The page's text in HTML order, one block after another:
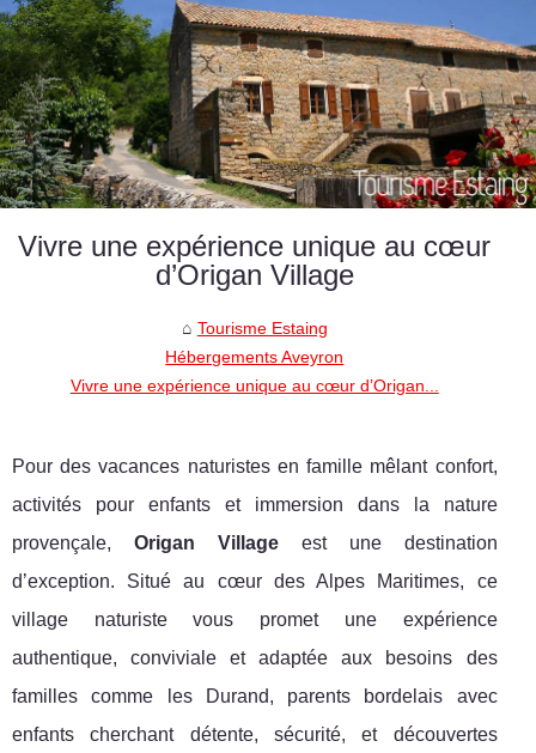
Vivre une expérience unique au cœur
d’Origan Village
Tourisme Estaing
Hébergements Aveyron
Vivre une expérience unique au cœur d’Origan...
Pour des vacances naturistes en famille mêlant confort,
activités pour enfants et immersion dans la nature
provençale, Origan Villageest une destination
d’exception. Situé au cœur des Alpes Maritimes, ce
village naturiste vous promet une expérience
authentique, conviviale et adaptée aux besoins des
familles comme les Durand, parents bordelais avec
enfants cherchant détente, sécurité, et découvertes